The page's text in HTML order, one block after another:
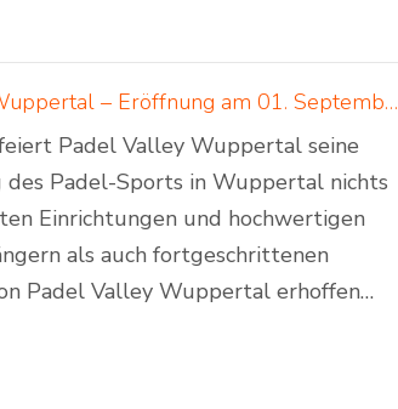
Padelcreations baut Padelcourts für Padel Valley Wuppertal – Eröffnung am 01. September 2024
Padel Valley Wuppertal seine
Padel-Sports in Wuppertal nichts
Einrichtungen und hochwertigen
als auch fortgeschrittenen
Padel Valley Wuppertal erhoffen…